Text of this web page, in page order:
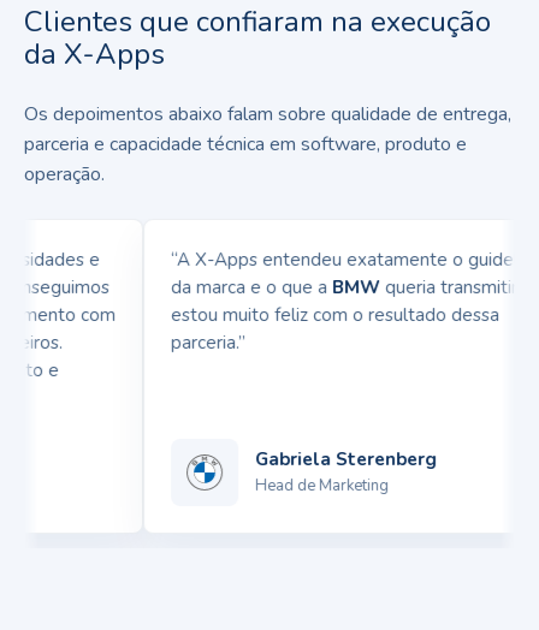
Clientes que confiaram na execução
da X-Apps
Os depoimentos abaixo falam sobre qualidade de entrega,
parceria e capacidade técnica em software, produto e
operação.
e
com
e
“A X-Apps entendeu exatamente o guideline
da marca e o que aBMWqueria transmitir,
estou muito feliz com o resultado dessa
parceria.”
Gabriela Sterenberg
Head de Marketing